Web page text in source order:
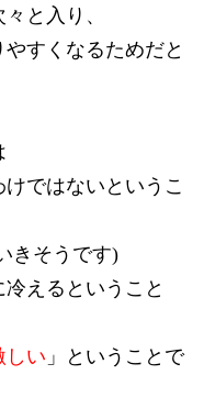
と入り、
すくなるためだと
ではないというこ
きそうです)
えるということ
しい 」ということで